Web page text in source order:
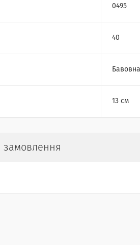
0495
40
Бавовна
13 см
замовлення